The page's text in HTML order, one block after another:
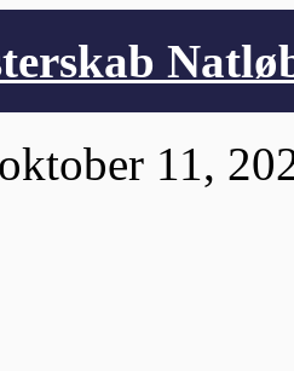
11,